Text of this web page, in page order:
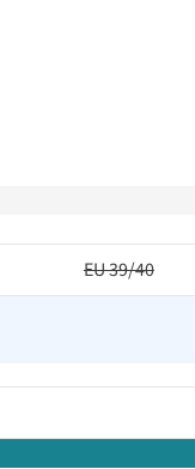
EU 39/40